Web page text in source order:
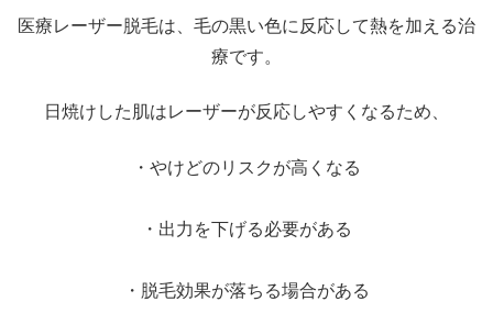
医療レーザー脱毛は、毛の黒い色に反応して熱を加える治
療です。
日焼けした肌はレーザーが反応しやすくなるため、
・やけどのリスクが高くなる
・出力を下げる必要がある
・脱毛効果が落ちる場合がある